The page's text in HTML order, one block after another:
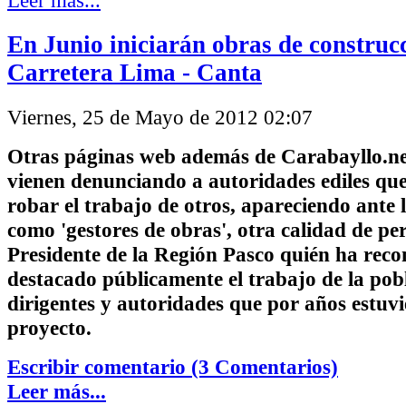
En Junio iniciarán obras de
Carretera Lima - Canta
Viernes, 25 de Mayo de 2012 02:07
Otras páginas web además de
vienen denunciando a autoridades ediles
robar el trabajo de otros, apareciendo ante
como 'gestores de obras', otra calidad de
Presidente de la Región Pasco quién ha
destacado públicamente el trabajo de la
dirigentes y autoridades que por años
proyecto.
Escribir comentario (3 Comentarios)
Leer más...